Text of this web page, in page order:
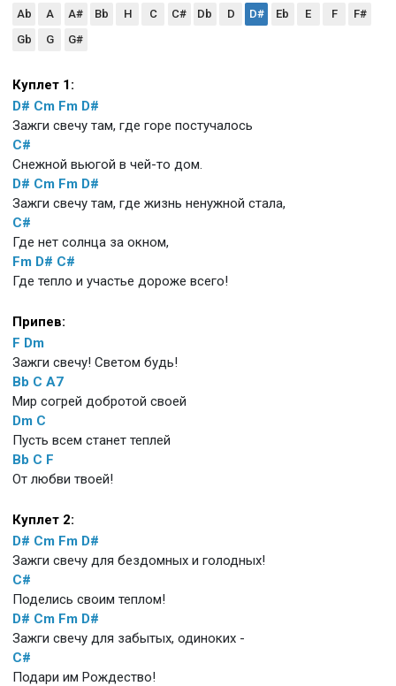
Ab A A# Bb H C C# Db D D# Eb E F
F#
Gb
G G#
Куплет 1:
D# Cm Fm D#
Зажги свечу там, где горе постучалось
C#
Снежной вьюгой в чей-то дом.
D# Cm Fm D#
Зажги свечу там, где жизнь ненужной стала,
C#
Где нет солнца за окном,
Fm D# C#
Где тепло и участье дороже всего!
Припев:
F Dm
Зажги свечу! Светом будь!
Bb C A7
Мир согрей добротой своей
Dm C
Пусть всем станет теплей
Bb C F
От любви твоей!
Куплет 2:
D# Cm Fm D#
Зажги свечу для бездомных и голодных!
C#
Поделись своим теплом!
D# Cm Fm D#
Зажги свечу для забытых, одиноких -
C#
Подари им Рождество!